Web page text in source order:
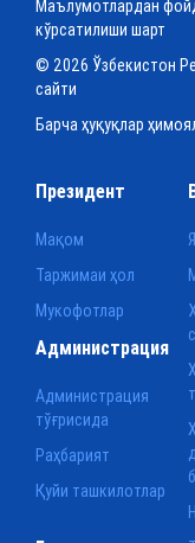
Маълумотлардан
кўрсатилиши шарт
© 2026 Ўзбекистон
сайти
Барча ҳуқуқлар
Президент
Мақом
Таржимаи ҳол
Мукофотлар
Администрация
Администрация
тўғрисида
Раҳбарият
Қуйи ташкилотлар